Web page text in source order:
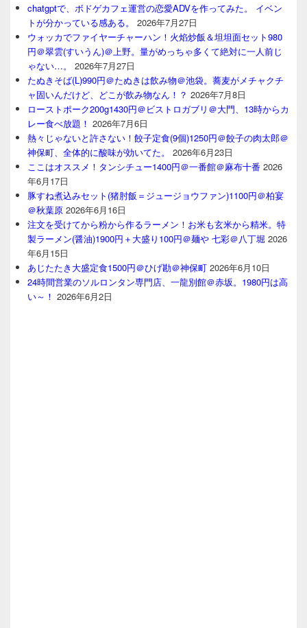
chatgptで、ボドゲカフェ運営の恋愛ADVを作ってみた。 イベン
トが分かっている感ある。
2026年7月27日
ウォッカでファイヤーチャーハン！火焰炒飯＆坦坦面セット980
円＠翠雲(すいうん)＠上野。量がめっちゃ多くて絶対に一人前じ
ゃない…。
2026年7月27日
たぬきそば(L)990円＠たぬきは飲み物＠池袋。蕎麦がメチャクチ
ャ固いんだけど、どこが飲み物なん！？ 2026年7月8日
ローストポーク200g1430円＠ビストロガブリ＠大門、13時からカ
レー食べ放題！ 2026年7月6日
熱々じゃないと許さない！餃子定食(9個)1250円＠餃子の肉太郎＠
神保町、全体的に酸味が効いてた。
2026年6月23日
ここはオススメ！タンシチュー1400円＠一番館＠麻布十番 2026
年6月17日
豚すね煮込みセット(猪肘飯＝ジュージョウファン)1100円＠柏宴
＠秋葉原 2026年6月16日
注文を受けてから粉から作るラーメン！お米も玄米から精米。特
製ラーメン(醤油)1900円＋大盛り100円＠麺や 七彩＠八丁堀 2026
年6月15日
あじたたき大盛定食1500円＠ひげ勘＠神保町 2026年6月10日
24時間営業のソルロンタン専門店、一龍別館＠赤坂。1980円は高
い～！ 2026年6月2日